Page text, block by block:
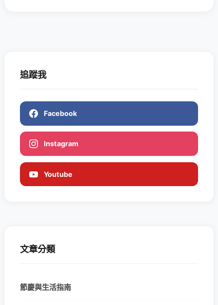
追蹤我
Facebook
Instagram
Youtube
文章分類
節慶與生活指南